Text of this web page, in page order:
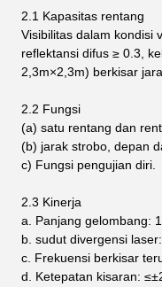
2.1 Kapasitas rentang
Visibilitas dalam kondisi
reflektansi difus ≥ 0.3,
2,3m×2,3m) berkisar
2.2 Fungsi
(a) satu rentang dan
(b) jarak strobo, depan
c) Fungsi pengujian diri.
2.3 Kinerja
a. Panjang gelombang:
b. sudut divergensi
c. Frekuensi berkisar
d. Ketepatan kisaran: